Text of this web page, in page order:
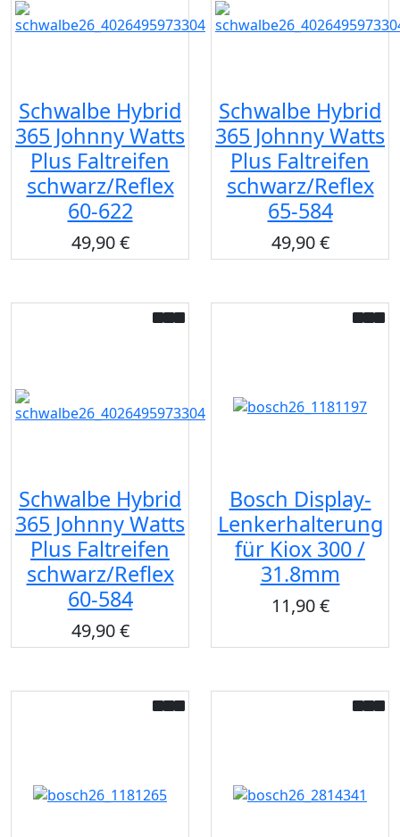
Schwalbe Hybrid
365 Johnny Watts
Plus Faltreifen
schwarz/Reflex
60-622
49,90 €
Schwalbe Hybrid
365 Johnny Watts
Plus Faltreifen
schwarz/Reflex
65-584
49,90 €
Schwalbe Hybrid
365 Johnny Watts
Plus Faltreifen
schwarz/Reflex
60-584
49,90 €
Bosch Display-
Lenkerhalterung
für Kiox 300 /
31.8mm
11,90 €